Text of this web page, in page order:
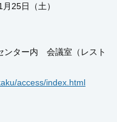
25日（土）
ター内 会議室（レスト
access/index.html